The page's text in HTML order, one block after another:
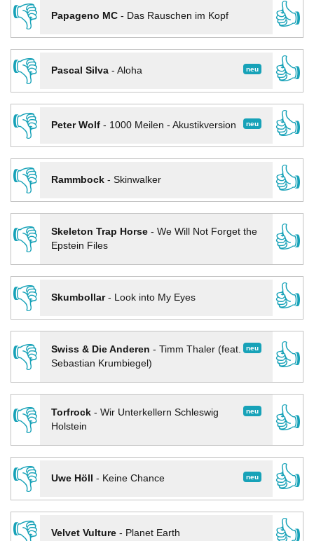
👎
Papageno MC- Das Rauschen im Kopf
👍
👎
neu
Pascal Silva- Aloha
👍
👎
neu
Peter Wolf- 1000 Meilen - Akustikversion
👍
👎
Rammbock- Skinwalker
👍
👎
Skeleton Trap Horse- We Will Not Forget the
Epstein Files
👍
👎
Skumbollar- Look into My Eyes
👍
👎
neu
Swiss & Die Anderen - Timm Thaler (feat.
Sebastian Krumbiegel)
👍
👎 neu
Torfrock- Wir Unterkellern Schleswig
Holstein
👍
👎
neu
Uwe Höll - Keine Chance
👍
👎
Velvet Vulture- Planet Earth
👍